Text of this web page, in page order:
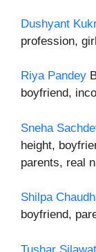
Dushyant
profession,
Riya Pandey
boyfriend,
Sneha
height,
parents, real
Shilpa
boyfriend,
Tushar Silawat